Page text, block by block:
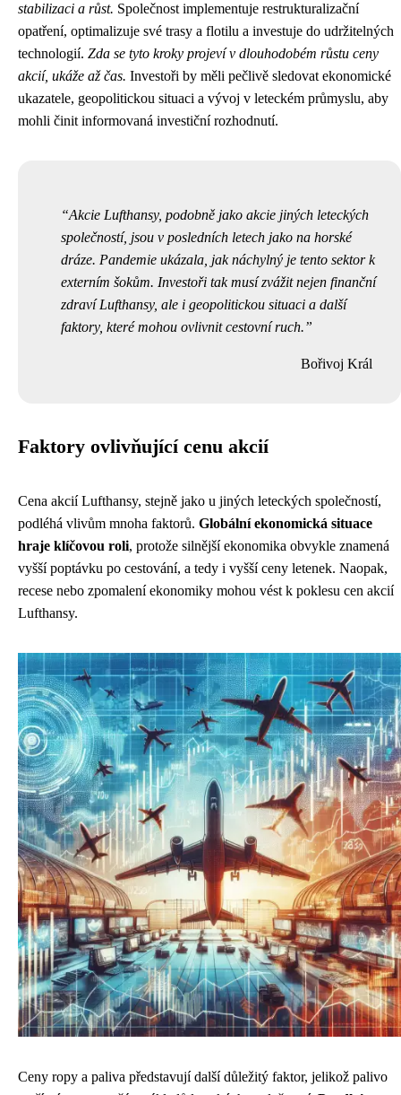
stabilizaci a růst. Společnost implementuje restrukturalizační
opatření, optimalizuje své trasy a flotilu a investuje do udržitelných
technologií. Zda se tyto kroky projeví v dlouhodobém růstu ceny
akcií, ukáže až čas. Investoři by měli pečlivě sledovat ekonomické
ukazatele, geopolitickou situaci a vývoj v leteckém průmyslu, aby
mohli činit informovaná investiční rozhodnutí.
Akcie Lufthansy, podobně jako akcie jiných leteckých
společností, jsou v posledních letech jako na horské
dráze. Pandemie ukázala, jak náchylný je tento sektor k
externím šokům. Investoři tak musí zvážit nejen finanční
zdraví Lufthansy, ale i geopolitickou situaci a další
faktory, které mohou ovlivnit cestovní ruch.
Bořivoj Král
Faktory ovlivňující cenu akcií
Cena akcií Lufthansy, stejně jako u jiných leteckých společností,
podléhá vlivům mnoha faktorů. Globální ekonomická situace
hraje klíčovou roli, protože silnější ekonomika obvykle znamená
vyšší poptávku po cestování, a tedy i vyšší ceny letenek. Naopak,
recese nebo zpomalení ekonomiky mohou vést k poklesu cen akcií
Lufthansy.
Ceny ropy a paliva představují další důležitý faktor, jelikož palivo